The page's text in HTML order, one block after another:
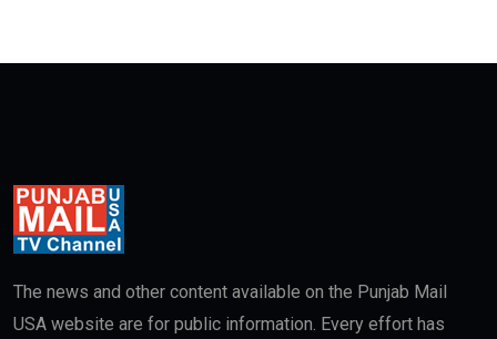
The news and other content available on the Punjab Mail
USA website are for public information. Every effort has